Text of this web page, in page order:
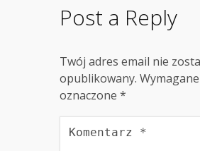
Post a Reply
Twój adres email nie
opublikowany.
oznaczone *